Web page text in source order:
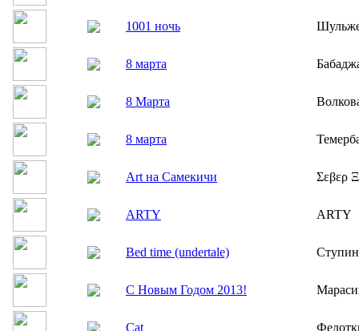
1001 ночь
8 марта
8 Марта
8 марта
Art на Самекичи Σεβερ
ARTY ARTY
Bed time (undertale)
C Новым Годом 2013!
Cat